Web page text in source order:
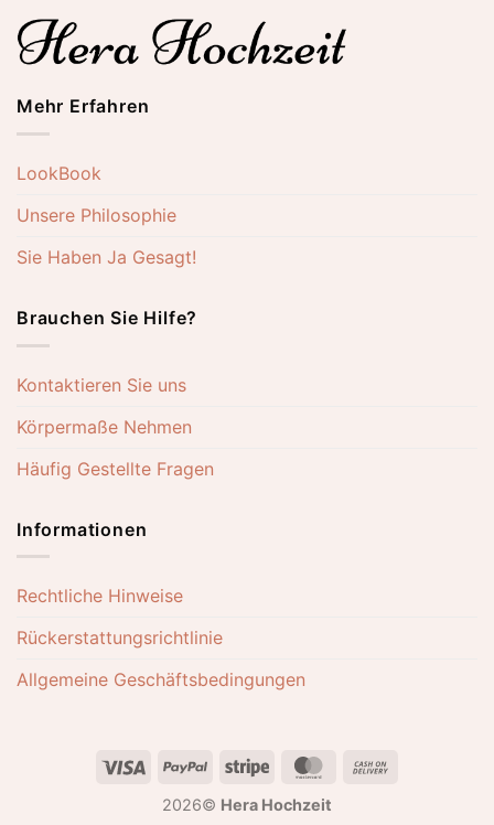
Mehr Erfahren
LookBook
Unsere Philosophie
Sie Haben Ja Gesagt!
Brauchen Sie Hilfe?
Kontaktieren Sie uns
Körpermaße Nehmen
Häufig Gestellte Fragen
Informationen
Rechtliche Hinweise
Rückerstattungsrichtlinie
Allgemeine Geschäftsbedingungen
Visa PayPal Stripe MasterCard
2026© Hera Hochzeit